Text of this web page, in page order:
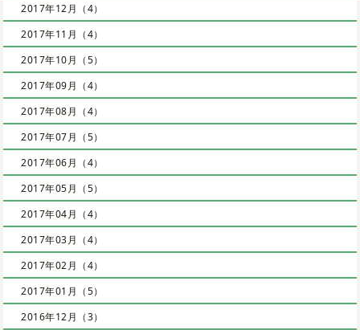
2017年12月（4）
2017年11月（4）
2017年10月（5）
2017年09月（4）
2017年08月（4）
2017年07月（5）
2017年06月（4）
2017年05月（5）
2017年04月（4）
2017年03月（4）
2017年02月（4）
2017年01月（5）
2016年12月（3）